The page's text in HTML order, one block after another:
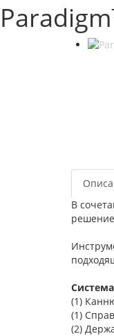
В
(1)
(1)
(2)